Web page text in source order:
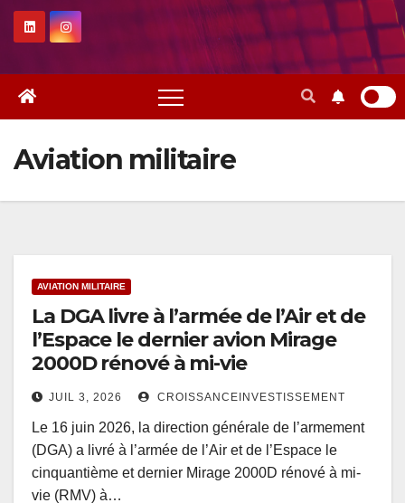
Aviation militaire
AVIATION MILITAIRE
La DGA livre à l’armée de l’Air et de
l’Espace le dernier avion Mirage
2000D rénové à mi-vie
JUIL 3, 2026 CROISSANCEINVESTISSEMENT
Le 16 juin 2026, la direction générale de l’armement
(DGA) a livré à l’armée de l’Air et de l’Espace le
cinquantième et dernier Mirage 2000D rénové à mi-
vie (RMV) à…